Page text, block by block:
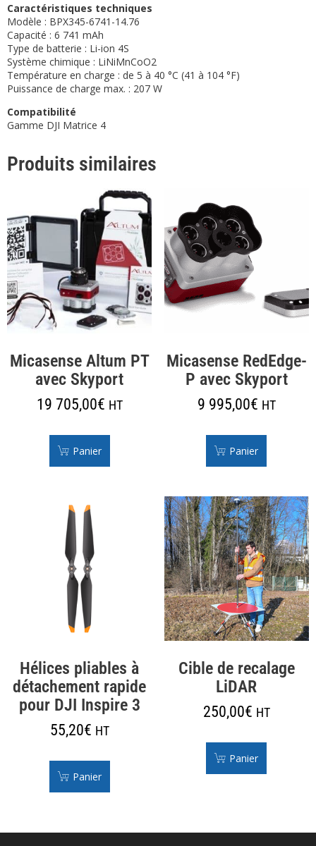
Caractéristiques techniques
Modèle : BPX345-6741-14.76
Capacité : 6 741 mAh
Type de batterie : Li-ion 4S
Système chimique : LiNiMnCoO2
Température en charge : de 5 à 40 °C (41 à 104 °F)
Puissance de charge max. : 207 W
Compatibilité
Gamme DJI Matrice 4
Produits similaires
Micasense Altum PT
avec Skyport
19 705,00€ HT
Panier
Micasense RedEdge-
P avec Skyport
9 995,00€ HT
Panier
Hélices pliables à
détachement rapide
pour DJI Inspire 3
55,20€ HT
Panier
Cible de recalage
LiDAR
250,00€ HT
Panier